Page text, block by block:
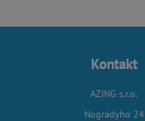
Kontakt
AZING s.r.o.
Nográdyho 24